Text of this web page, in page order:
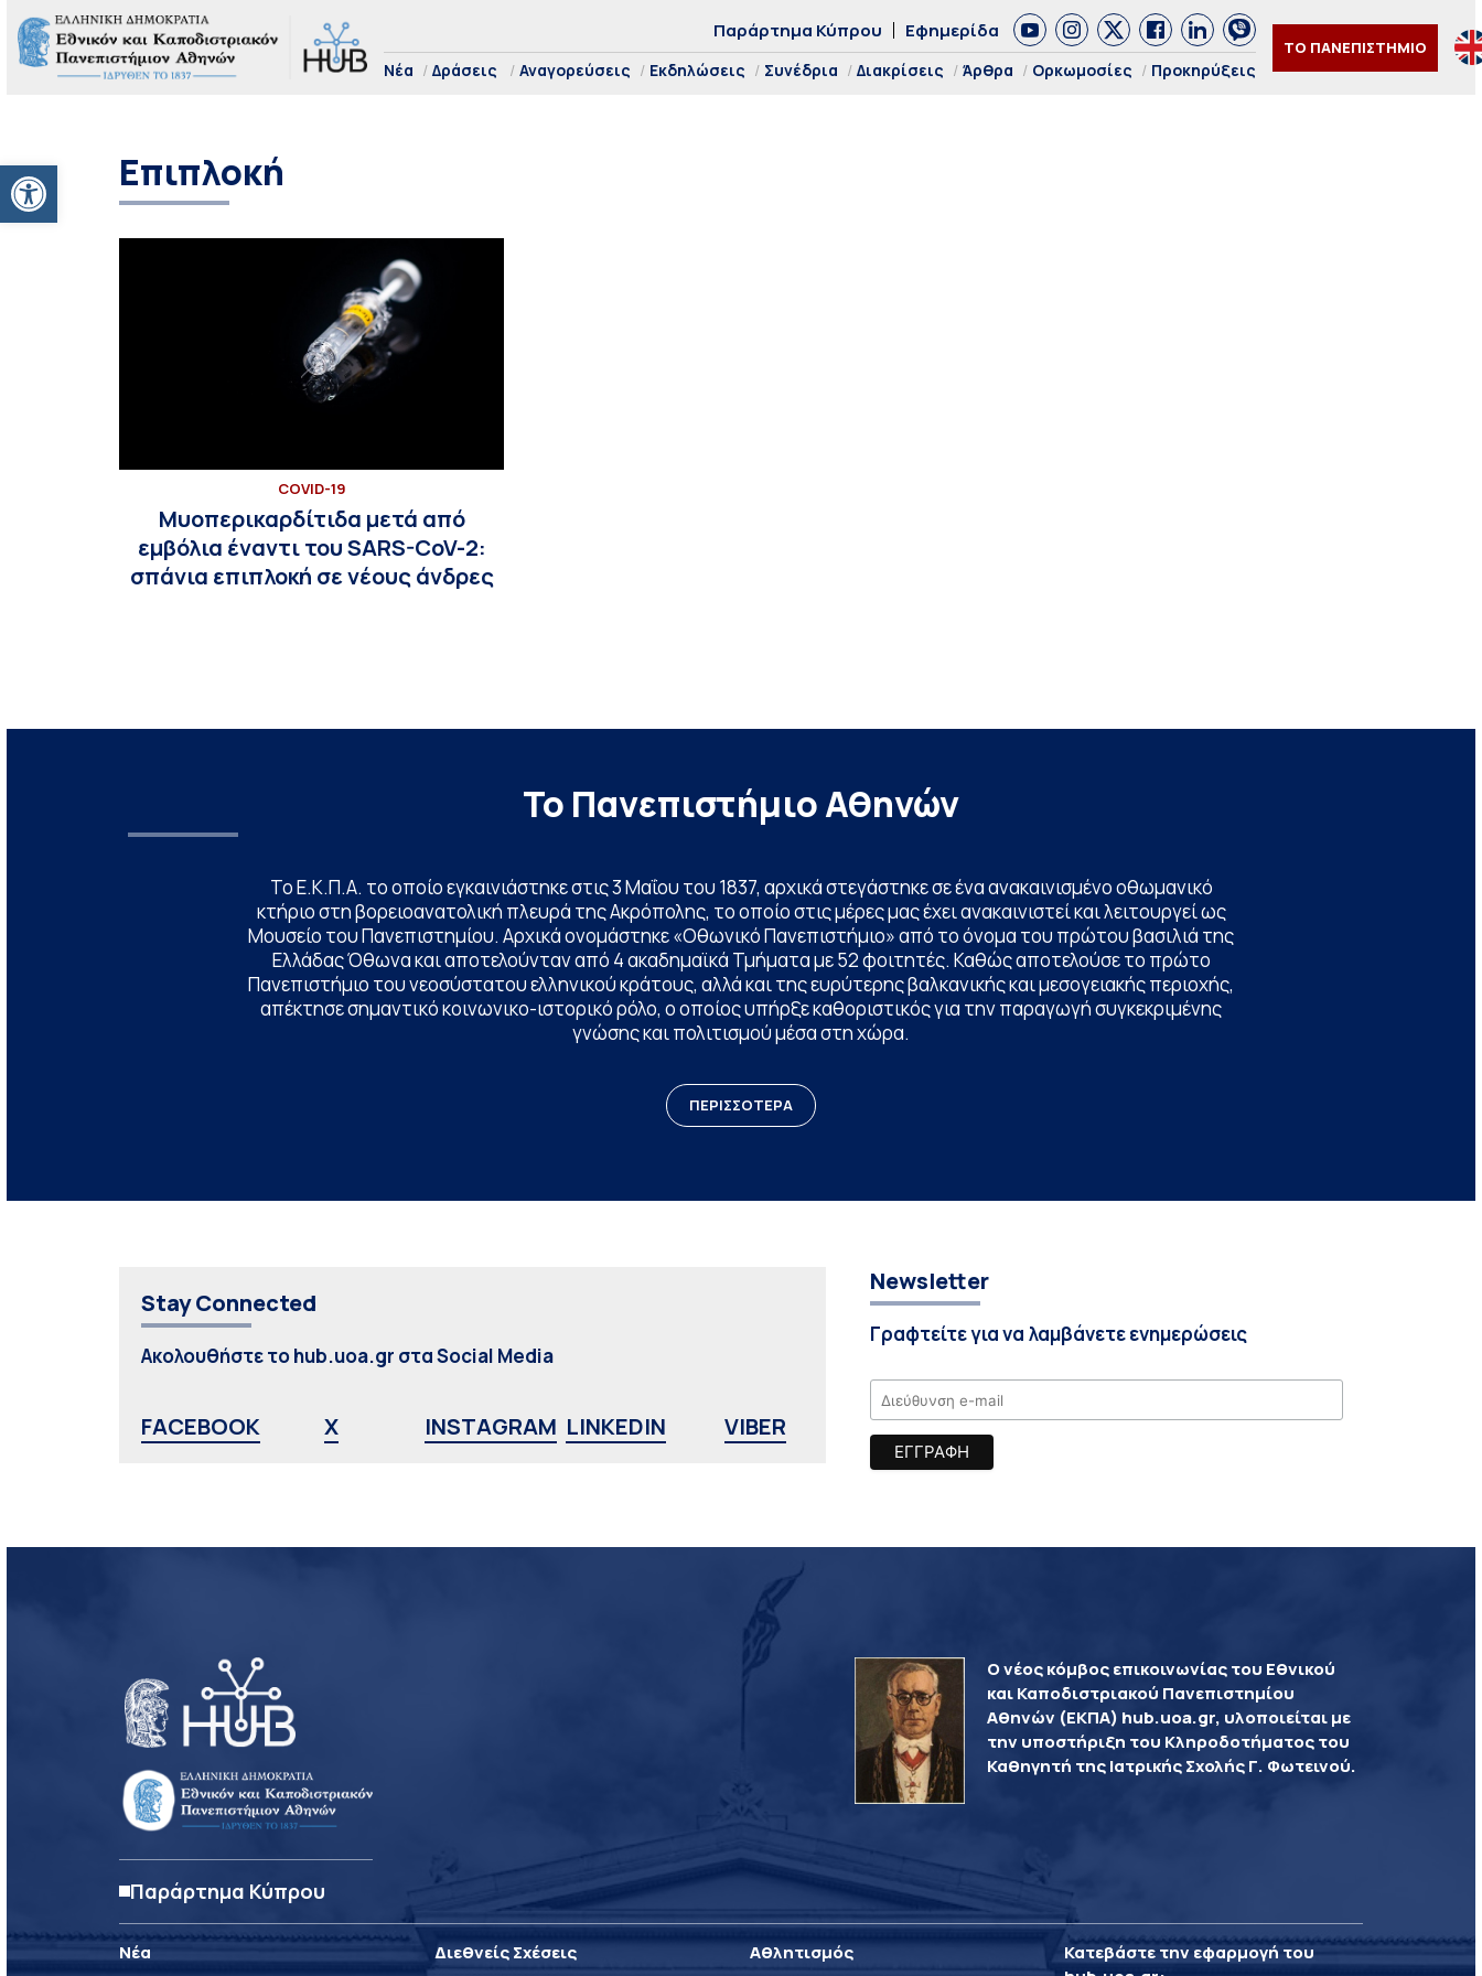
Ανοίξτε τη γραμμή εργαλείων
Παράρτημα Κύπρου Εφημερίδα
Νέα Δράσεις Αναγορεύσεις Εκδηλώσεις Συνέδρια Διακρίσεις Άρθρα Ορκωμοσίες Προκηρύξεις
ΤΟ ΠΑΝΕΠΙΣΤΗΜΙΟ
Επιπλοκή
COVID-19
Μυοπερικαρδίτιδα μετά από
εμβόλια έναντι του SARS-CoV-2:
σπάνια επιπλοκή σε νέους άνδρες
Το Πανεπιστήμιο Αθηνών
Το Ε.Κ.Π.Α. το οποίο εγκαινιάστηκε στις 3 Μαΐου του 1837, αρχικά στεγάστηκε σε ένα ανακαινισμένο οθωμανικό
κτήριο στη βορειοανατολική πλευρά της Ακρόπολης, το οποίο στις μέρες μας έχει ανακαινιστεί και λειτουργεί ως
Μουσείο του Πανεπιστημίου. Αρχικά ονομάστηκε «Οθωνικό Πανεπιστήμιο» από το όνομα του πρώτου βασιλιά της
Ελλάδας Όθωνα και αποτελούνταν από 4 ακαδημαϊκά Τμήματα με 52 φοιτητές. Καθώς αποτελούσε το πρώτο
Πανεπιστήμιο του νεοσύστατου ελληνικού κράτους, αλλά και της ευρύτερης βαλκανικής και μεσογειακής περιοχής,
απέκτησε σημαντικό κοινωνικο-ιστορικό ρόλο, ο οποίος υπήρξε καθοριστικός για την παραγωγή συγκεκριμένης
γνώσης και πολιτισμού μέσα στη χώρα.
ΠΕΡΙΣΣΟΤΕΡΑ
Stay Connected
Ακολουθήστε το hub.uoa.gr στα Social Media
FACEBOOK X INSTAGRAM LINKEDIN VIBER
Newsletter
Γραφτείτε για να λαμβάνετε ενημερώσεις
Παράρτημα Κύπρου
Ο νέος κόμβος επικοινωνίας του Εθνικού
και Καποδιστριακού Πανεπιστημίου
Αθηνών (ΕΚΠΑ) hub.uoa.gr, υλοποιείται με
την υποστήριξη του Κληροδοτήματος του
Καθηγητή της Ιατρικής Σχολής Γ. Φωτεινού.
Νέα Διεθνείς Σχέσεις Αθλητισμός
Κατεβάστε την εφαρμογή του